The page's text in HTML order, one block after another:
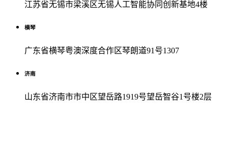
江苏省无锡市梁溪区无锡人工智能协同创新基地4楼
横琴
广东省横琴粤澳深度合作区琴朗道91号1307
济南
山东省济南市市中区望岳路1919号望岳智谷1号楼2层